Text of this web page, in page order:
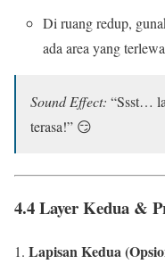
Di ruang redup,
ada area yang
Sound Effect: “Ssst…
terasa!” 😏
4.4 Layer Kedua &
Lapisan Kedua